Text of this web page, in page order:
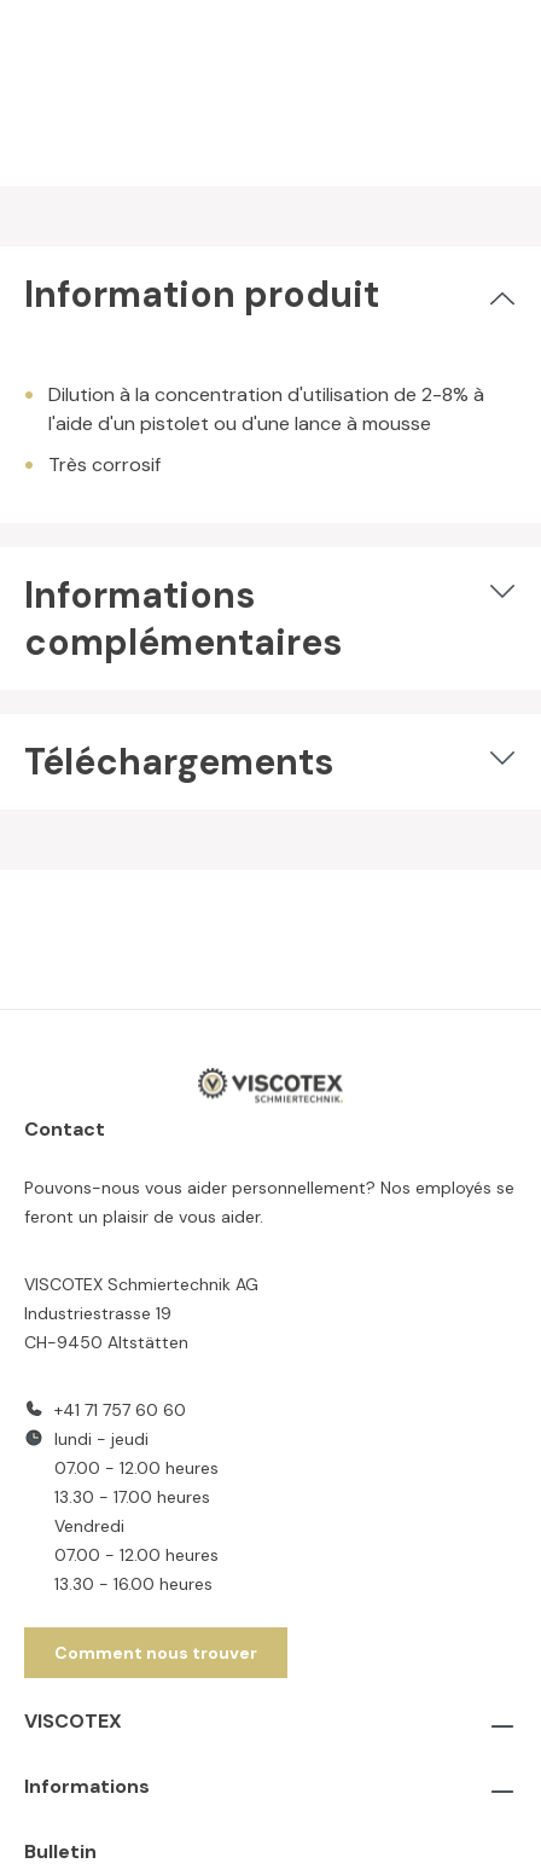
Information produit
Dilution à la concentration d'utilisation de 2-8% à
l'aide d'un pistolet ou d'une lance à mousse
Très corrosif
Informations
complémentaires
Téléchargements
Contact
Pouvons-nous vous aider personnellement? Nos employés se
feront un plaisir de vous aider.
VISCOTEX Schmiertechnik AG
Industriestrasse 19
CH-9450 Altstätten
+41 71 757 60 60
lundi - jeudi
07.00 - 12.00 heures
13.30 - 17.00 heures
Vendredi
07.00 - 12.00 heures
13.30 - 16.00 heures
Comment nous trouver
VISCOTEX
Informations
Bulletin